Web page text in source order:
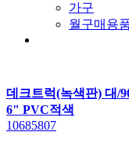
가구
월구매용
데크트럭(녹색판) 대/
6" PVC적색
10685807